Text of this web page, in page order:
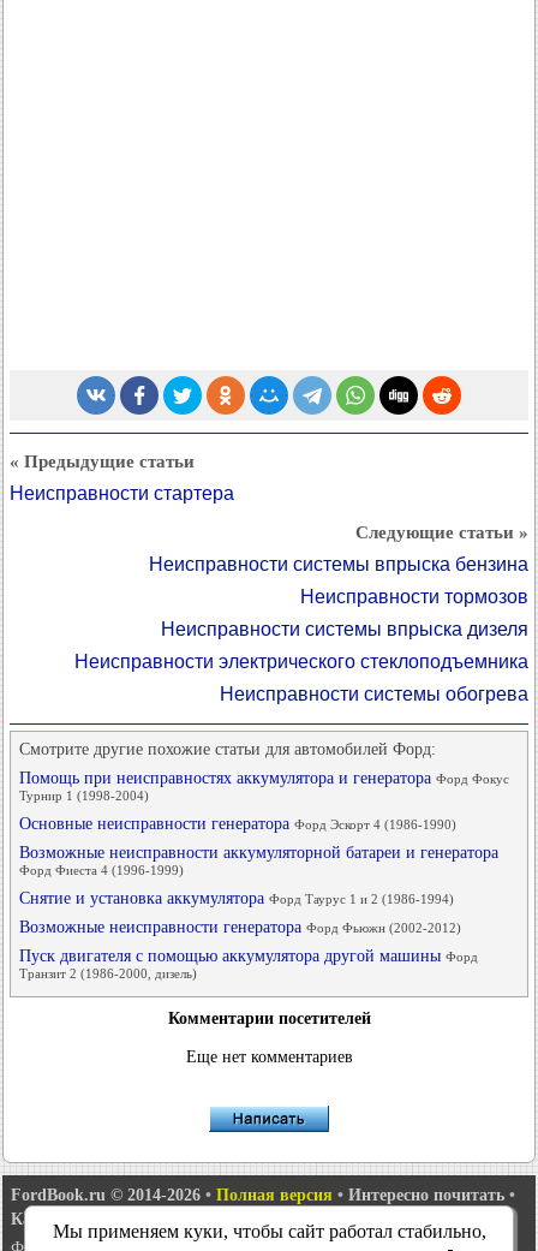
« Предыдущие статьи
Неисправности стартера
Следующие статьи »
Неисправности системы впрыска бензина
Неисправности тормозов
Неисправности системы впрыска дизеля
Неисправности электрического стеклоподъемника
Неисправности системы обогрева
Смотрите другие похожие статьи для автомобилей Форд:
Помощь при неисправностях аккумулятора и генератора Форд Фокус
Турнир 1 (1998-2004)
Основные неисправности генератора Форд Эскорт 4 (1986-1990)
Возможные неисправности аккумуляторной батареи и генератора
Форд Фиеста 4 (1996-1999)
Снятие и установка аккумулятора Форд Таурус 1 и 2 (1986-1994)
Возможные неисправности генератора Форд Фьюжн (2002-2012)
Пуск двигателя с помощью аккумулятора другой машины Форд
Транзит 2 (1986-2000, дизель)
Комментарии посетителей
Еще нет комментариев
FordBook.ru © 2014-2026 • Полная версия • Интересно почитать •
Карта сайта
Мы применяем куки, чтобы сайт работал стабильно,